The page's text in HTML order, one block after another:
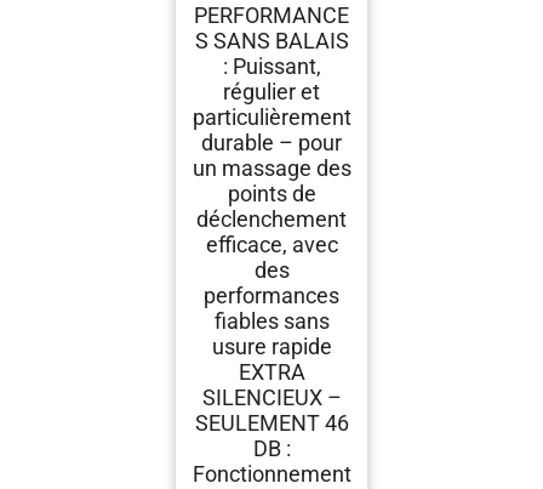
PERFORMANCE
S SANS BALAIS
: Puissant,
régulier et
particulièrement
durable – pour
un massage des
points de
déclenchement
efficace, avec
des
performances
fiables sans
usure rapide
EXTRA
SILENCIEUX –
SEULEMENT 46
DB :
Fonctionnement